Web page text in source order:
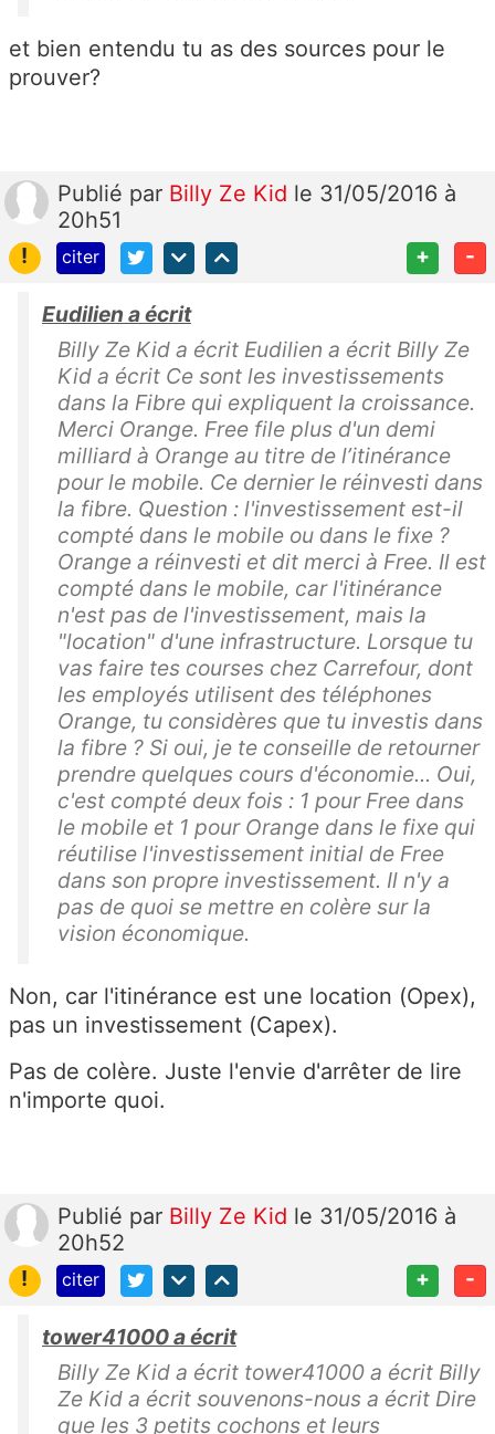
et bien entendu tu as des sources pour le
prouver?
Publié par Billy Ze Kid le 31/05/2016 à
20h51
!
citer + -
Eudilien a écrit
Billy Ze Kid a écrit Eudilien a écrit Billy Ze
Kid a écrit Ce sont les investissements
dans la Fibre qui expliquent la croissance.
Merci Orange. Free file plus d'un demi
milliard à Orange au titre de l’itinérance
pour le mobile. Ce dernier le réinvesti dans
la fibre. Question : l'investissement est-il
compté dans le mobile ou dans le fixe ?
Orange a réinvesti et dit merci à Free. Il est
compté dans le mobile, car l'itinérance
n'est pas de l'investissement, mais la
"location" d'une infrastructure. Lorsque tu
vas faire tes courses chez Carrefour, dont
les employés utilisent des téléphones
Orange, tu considères que tu investis dans
la fibre ? Si oui, je te conseille de retourner
prendre quelques cours d'économie... Oui,
c'est compté deux fois : 1 pour Free dans
le mobile et 1 pour Orange dans le fixe qui
réutilise l'investissement initial de Free
dans son propre investissement. Il n'y a
pas de quoi se mettre en colère sur la
vision économique.
Non, car l'itinérance est une location (Opex),
pas un investissement (Capex).
Pas de colère. Juste l'envie d'arrêter de lire
n'importe quoi.
Publié par Billy Ze Kid le 31/05/2016 à
20h52
!
citer + -
tower41000 a écrit
Billy Ze Kid a écrit tower41000 a écrit Billy
Ze Kid a écrit souvenons-nous a écrit Dire
que les 3 petits cochons et leurs